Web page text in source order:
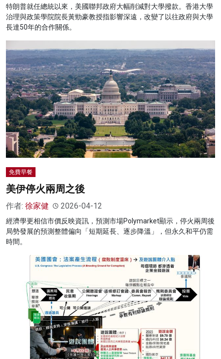
特朗普就任總統以來，美國聯邦政府大幅削減對大學撥款。香港大學
治理與政策學院院長黃勁豪教授指影響深遠，改變了以往政府與大學
長達50年的合作關係。
免費早餐
美伊停火兩周之後
作者: 徐家健 2026-04-12
經濟學更相信市價反映資訊，預測市場Polymarket顯示，停火兩周後
局勢發展的預測整體偏向「短期延長、逐步降溫」，但永久和平仍需
時間。